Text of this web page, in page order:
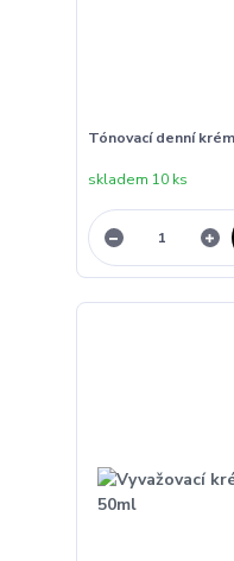
Tónovací denní
skladem 10 ks